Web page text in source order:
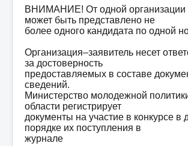
ВНИМАНИЕ! От одной организации
может быть представлено не
более одного кандидата по одной
Организация–заявитель несет
за достоверность
предоставляемых в составе
сведений.
Министерство молодежной
области регистрирует
документы на участие в конкурсе в
порядке их поступления в
журнале